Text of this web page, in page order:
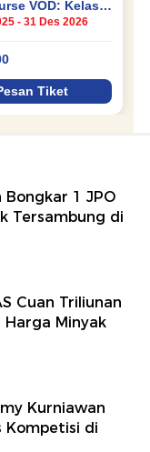
Bongkar 1 JPO
Tersambung di
Cuan Triliunan
Harga Minyak
Kurniawan
Kompetisi di